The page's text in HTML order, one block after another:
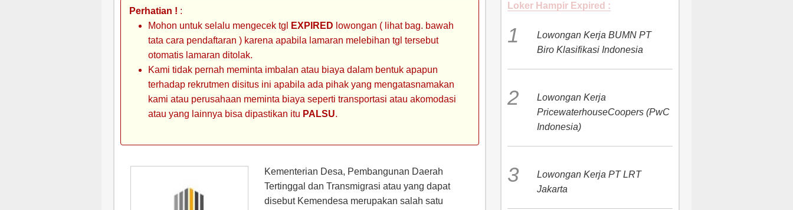
Perhatian ! :
Mohon untuk selalu mengecek tgl
EXPIRED lowongan ( lihat bag. bawah
tata cara pendaftaran ) karena apabila lamaran melebihan tgl tersebut
otomatis lamaran ditolak.
Kami tidak pernah meminta imbalan atau biaya dalam bentuk apapun
terhadap rekrutmen disitus ini apabila ada pihak yang mengatasnamakan
kami atau perusahaan meminta biaya seperti transportasi atau akomodasi
atau yang lainnya bisa dipastikan itu PALSU.
Kementerian Desa, Pembangunan Daerah
Tertinggal dan Transmigrasi atau yang dapat
disebut Kemendesa merupakan salah satu
Loker Hampir Expired :
Lowongan Kerja BUMN PT
Biro Klasifikasi Indonesia
Lowongan Kerja
PricewaterhouseCoopers (PwC
Indonesia)
Lowongan Kerja PT LRT
Jakarta